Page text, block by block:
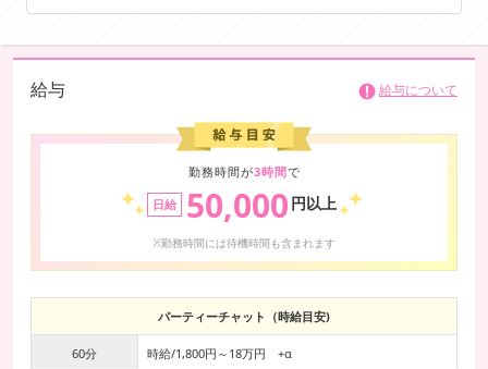
※他プロダクションでのお仕事から7日経過していない方はお仕事ができ
ご不明点ありましたら、ライン窓口までお気軽にお問合せください。
どうぞよろしくお願いいたします。
給与 給与について
勤務時間が3時間で
日給 50,000 円以上
※勤務時間には待機時間も含まれます
パーティーチャット（時給目安)
60分 時給/1,800円～18万円 +α